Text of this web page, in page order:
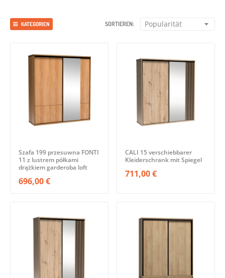
KATEGORIEN SORTIEREN: Popularität
Szafa 199 przesuwna FONTI
11 z lustrem półkami
drążkiem garderoba loft
696,00 €
CALI 15 verschiebbarer
Kleiderschrank mit Spiegel
711,00 €